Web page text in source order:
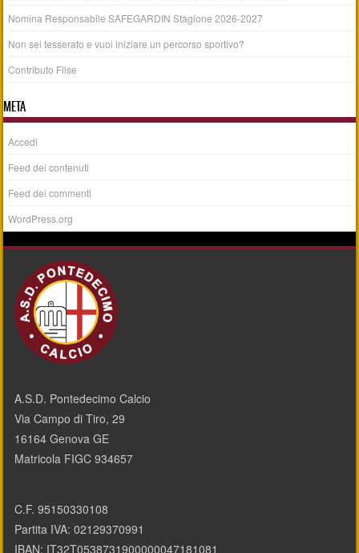
Nomina Responsabile SAFEGARDIN Stagione 2026-2027
Non sei tesserato e vuoi iniziare un percorso sportivo?
Contributo Filse
META
Accedi
Feed dei contenuti
Feed dei commenti
WordPress.org
A.S.D. Pontedecimo Calcio
Via Campo di Tiro, 29
16164 Genova GE
Matricola FIGC 934657
C.F. 95150330108
Partita IVA: 02129370991
IBAN: IT32T0538731900000047181081